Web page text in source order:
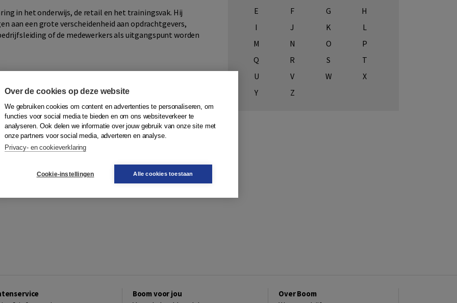
in het onderwijs, de retail en het trainingsvak. Hij
aan een grote verscheidenheid aan opdrachtgevers,
of de medewerkers als uitgangspunt worden
E
F G
H
I
J K
L
M
N O
P
Q
R S
T
U
V W
X
Y
Z
Boom voor jou Over Boom
Over de cookies op deze website
We gebruiken cookies om content en advertenties te personaliseren, om
functies voor social media te bieden en om ons websiteverkeer te
analyseren. Ook delen we informatie over jouw gebruik van onze site met
onze partners voor social media, adverteren en analyse.
Privacy- en cookieverklaring
Cookie-instellingen Alle cookies toestaan